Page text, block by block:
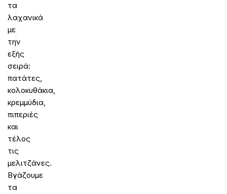
τα
λαχανικά
με
την
εξής
σειρά:
πατάτες,
κολοκυθάκια,
κρεμμύδια,
πιπεριές
και
τέλος
τις
μελιτζάνες.
Βγάζουμε
τα